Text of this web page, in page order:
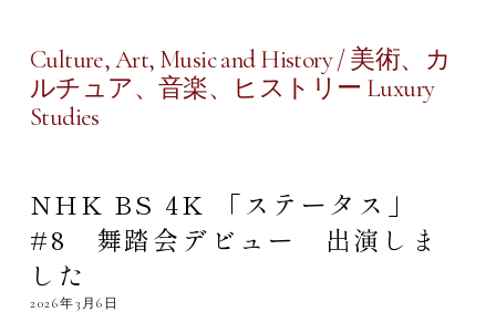
Culture, Art, Music and History / 美術、カ
ルチュア、音楽、ヒストリー Luxury
Studies
NHK BS 4K 「ステータス」
#8 舞踏会デビュー 出演しま
した
2026年3月6日